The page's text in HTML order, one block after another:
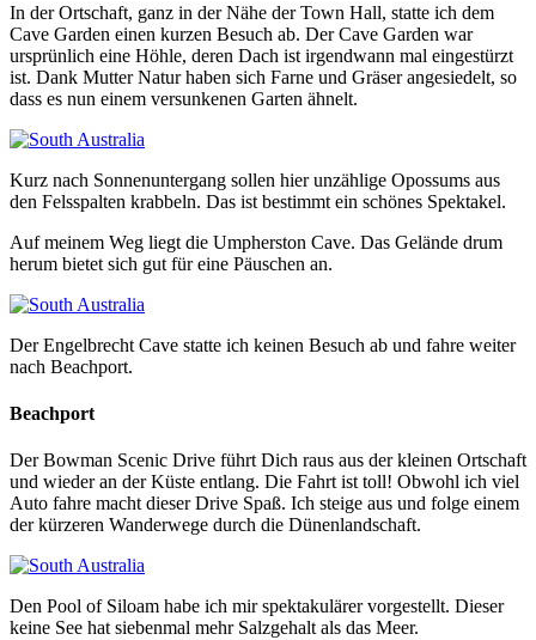
In der Ortschaft, ganz in der Nähe der Town Hall, statte ich dem
Cave Garden einen kurzen Besuch ab. Der Cave Garden war
ursprünlich eine Höhle, deren Dach ist irgendwann mal eingestürzt
ist. Dank Mutter Natur haben sich Farne und Gräser angesiedelt, so
dass es nun einem versunkenen Garten ähnelt.
Kurz nach Sonnenuntergang sollen hier unzählige Opossums aus
den Felsspalten krabbeln. Das ist bestimmt ein schönes Spektakel.
Auf meinem Weg liegt die Umpherston Cave. Das Gelände drum
herum bietet sich gut für eine Päuschen an.
Der Engelbrecht Cave statte ich keinen Besuch ab und fahre weiter
nach Beachport.
Beachport
Der Bowman Scenic Drive führt Dich raus aus der kleinen Ortschaft
und wieder an der Küste entlang. Die Fahrt ist toll! Obwohl ich viel
Auto fahre macht dieser Drive Spaß. Ich steige aus und folge einem
der kürzeren Wanderwege durch die Dünenlandschaft.
Den Pool of Siloam habe ich mir spektakulärer vorgestellt. Dieser
keine See hat siebenmal mehr Salzgehalt als das Meer.